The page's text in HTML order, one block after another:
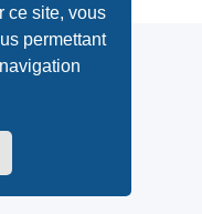
ce site, vous
permettant